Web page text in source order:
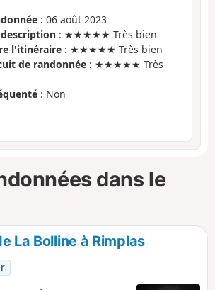
: 06 août 2023
: ★★★★★ Très bien
l'itinéraire : ★★★★★ Très bien
de randonnée : ★★★★★ Très
: Non
dans le
La Bolline à Rimplas